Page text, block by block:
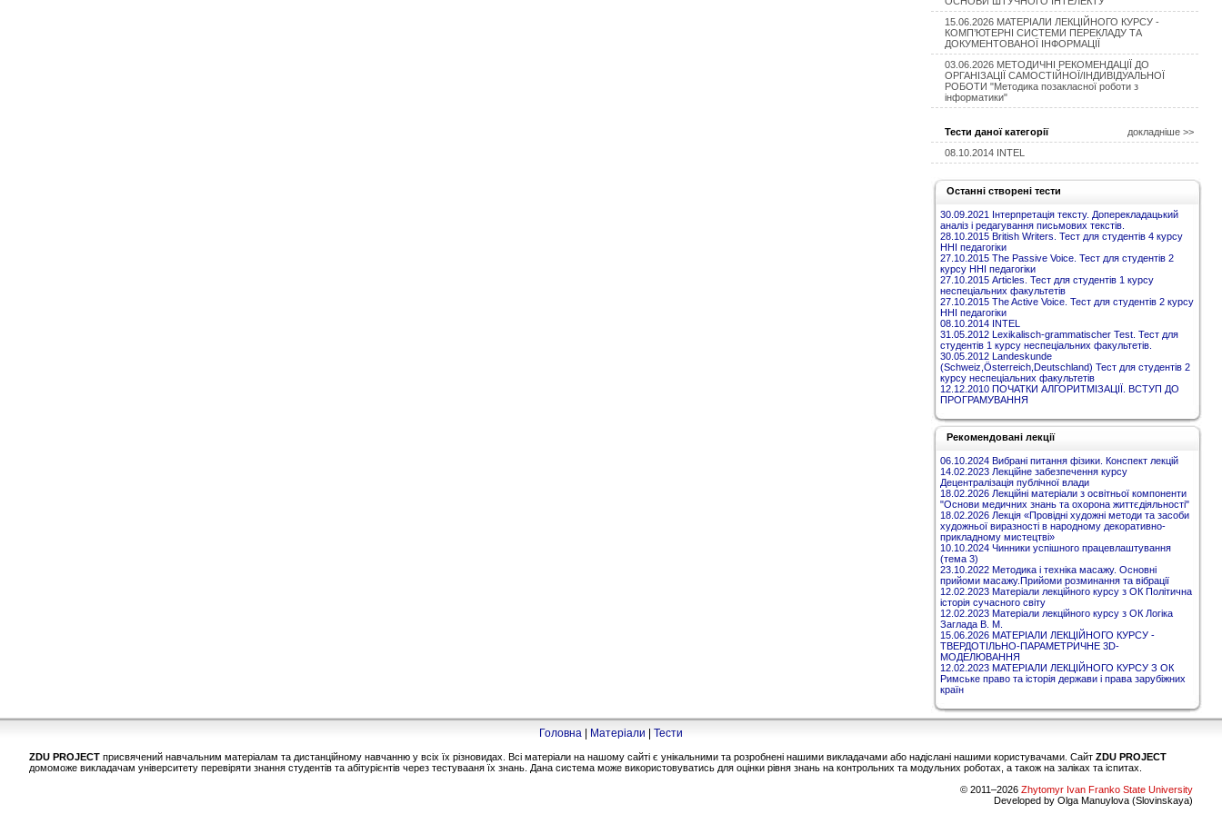
15.06.2026 МАТЕРІАЛИ ЛЕКЦІЙНОГО КУРСУ -
КОМП’ЮТЕРНІ СИСТЕМИ ПЕРЕКЛАДУ ТА
ДОКУМЕНТОВАНОЇ ІНФОРМАЦІЇ
03.06.2026 МЕТОДИЧНІ РЕКОМЕНДАЦІЇ ДО
ОРГАНІЗАЦІЇ САМОСТІЙНОЇ/ІНДИВІДУАЛЬНОЇ
РОБОТИ "Методика позакласної роботи з
інформатики"
Тести даної категорії
докладніше >>
08.10.2014 INTEL
Останні створені тести
30.09.2021 Інтерпретація тексту. Доперекладацький
аналіз і редагування письмових текстів.
28.10.2015 British Writers. Тест для студентів 4 курсу
ННІ педагогіки
27.10.2015 The Passive Voice. Тест для студентів 2
курсу ННІ педагогіки
27.10.2015 Articles. Тест для студентів 1 курсу
неспеціальних факультетів
27.10.2015 The Active Voice. Тест для студентів 2 курсу
ННІ педагогіки
08.10.2014 INTEL
31.05.2012 Lexikalisch-grammatischer Test. Тест для
студентів 1 курсу неспеціальних факультетів.
30.05.2012 Landeskunde
(Schweiz,Österreich,Deutschland) Тест для студентів 2
курсу неспеціальних факультетів
12.12.2010 ПОЧАТКИ АЛГОРИТМІЗАЦІЇ. ВСТУП ДО
ПРОГРАМУВАННЯ
Рекомендовані лекції
06.10.2024 Вибрані питання фізики. Конспект лекцій
14.02.2023 Лекційне забезпечення курсу
Децентралізація публічної влади
18.02.2026 Лекційні матеріали з освітньої компоненти
"Основи медичних знань та охорона життєдіяльності"
18.02.2026 Лекція «Провідні художні методи та засоби
художньої виразності в народному декоративно-
прикладному мистецтві»
10.10.2024 Чинники успішного працевлаштування
(тема 3)
23.10.2022 Методика і техніка масажу. Основні
прийоми масажу.Прийоми розминання та вібрації
12.02.2023 Матеріали лекційного курсу з ОК Політична
історія сучасного світу
12.02.2023 Матеріали лекційного курсу з ОК Логіка
Заглада В. М.
15.06.2026 МАТЕРІАЛИ ЛЕКЦІЙНОГО КУРСУ -
ТВЕРДОТІЛЬНО-ПАРАМЕТРИЧНЕ 3D-
МОДЕЛЮВАННЯ
12.02.2023 МАТЕРІАЛИ ЛЕКЦІЙНОГО КУРСУ З ОК
Римське право та історія держави і права зарубіжних
країн
Головна Матеріали Тести
ZDU PROJECT присвячений навчальним матеріалам та дистанційному навчанню у всіх їх різновидах. Всі матеріали на нашому сайті є унікальними та розробнені нашими викладачами або надіслані нашими користувачами. Сайт ZDU PROJECT
домоможе викладачам університету перевіряти знання студентів та абітурієнтів через тестувааня їх знань. Дана система може використовуватись для оцінки рівня знань на контрольних та модульних роботах, а також на заліках та іспитах.
© 2011–2026 Zhytomyr Ivan Franko State University
Developed by Olga Manuylova (Slovinskaya)